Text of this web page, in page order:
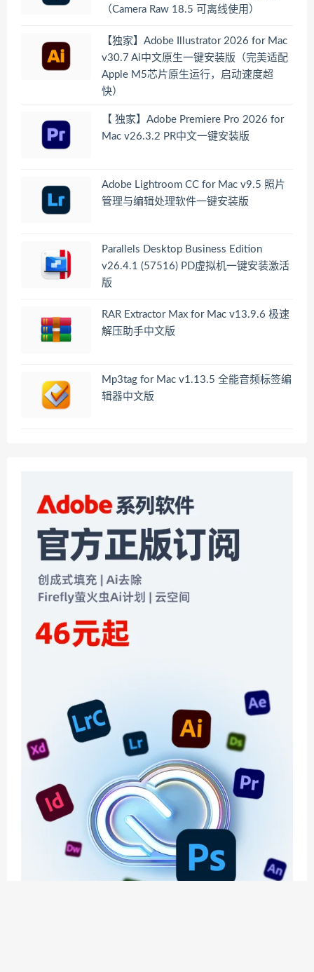
（Camera Raw 18.5 可离线使用）
【独家】Adobe Illustrator 2026 for Mac
v30.7 Ai中文原生一键安装版（完美适配
Apple M5芯片原生运行，启动速度超
快）
【 独家】Adobe Premiere Pro 2026 for
Mac v26.3.2 PR中文一键安装版
Adobe Lightroom CC for Mac v9.5 照片
管理与编辑处理软件一键安装版
Parallels Desktop Business Edition
v26.4.1 (57516) PD虚拟机一键安装激活
版
RAR Extractor Max for Mac v13.9.6 极速
解压助手中文版
Mp3tag for Mac v1.13.5 全能音频标签编
辑器中文版